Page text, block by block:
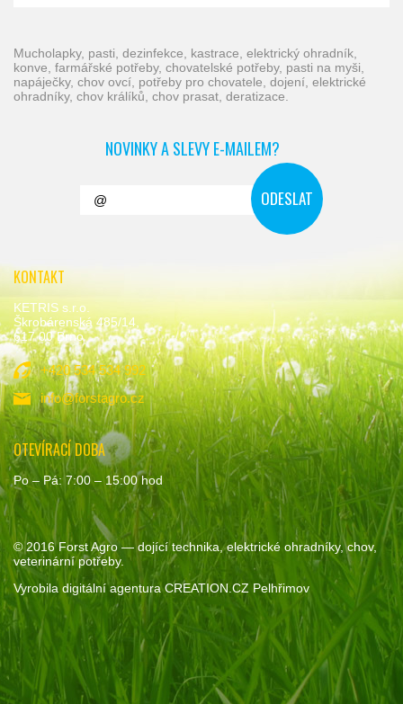
mucholapky, pasti, dezinfekce, kastrace, elektrický ohradník,
konve, farmářské potřeby, chovatelské potřeby, pasti na myši,
napáječky, chov ovcí, potřeby pro chovatele, dojení, elektrické
ohradníky, chov králíků, chov prasat, deratizace.
NOVINKY A SLEVY E-MAILEM?
KONTAKT
KETRIS s.r.o.
Škrobárenská 485/14,
617 00 Brno
+420 534 534 992
info@forstagro.cz
OTEVÍRACÍ DOBA
Po – Pá: 7:00 – 15:00 hod
© 2016Forst Agro— dojící technika, elektrické ohradníky, chov,
veterinární potřeby.
Vyrobila digitální agentura CREATION.CZ Pelhřimov